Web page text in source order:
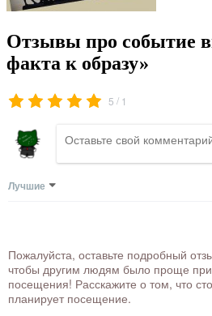
Отзывы про событие
факта к образу»
5 / 1
Лучшие
Пожалуйста, оставьте подробный
чтобы другим людям было проще
посещения! Расскажите о том, что
планирует посещение.